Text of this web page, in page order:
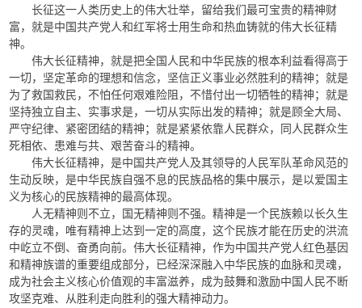
长征这一人类历史上的伟大壮举，留给我们最可宝贵的精神财
富，就是中国共产党人和红军将士用生命和热血铸就的伟大长征精
神。
伟大长征精神，就是把全国人民和中华民族的根本利益看得高于
一切，坚定革命的理想和信念，坚信正义事业必然胜利的精神；就是
为了救国救民，不怕任何艰难险阻，不惜付出一切牺牲的精神；就是
坚持独立自主、实事求是，一切从实际出发的精神；就是顾全大局、
严守纪律、紧密团结的精神；就是紧紧依靠人民群众，同人民群众生
死相依、患难与共、艰苦奋斗的精神。
伟大长征精神，是中国共产党人及其领导的人民军队革命风范的
生动反映，是中华民族自强不息的民族品格的集中展示，是以爱国主
义为核心的民族精神的最高体现。
人无精神则不立，国无精神则不强。精神是一个民族赖以长久生
存的灵魂，唯有精神上达到一定的高度，这个民族才能在历史的洪流
中屹立不倒、奋勇向前。伟大长征精神，作为中国共产党人红色基因
和精神族谱的重要组成部分，已经深深融入中华民族的血脉和灵魂，
成为社会主义核心价值观的丰富滋养，成为鼓舞和激励中国人民不断
攻坚克难、从胜利走向胜利的强大精神动力。